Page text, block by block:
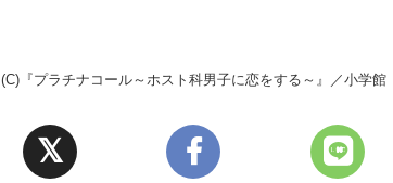
(C)『プラチナコール～ホスト科男子に恋をする～』／小学館